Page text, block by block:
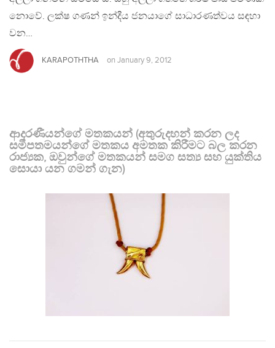
නොවේ. ලක්ෂ ගණන් ඉන්දීය ජනයාගේ සාධාරණත්වය සඳහා
වන…
KARAPOTHTHA on January 9, 2012
ආදරණීයන්ගේ මතකයන් (අතුරුදහන් කරන ලද
සමීපතමයන්ගේ මතකය අමතක කිරීමට බල කරන
රාජ්‍යක, ඔවුන්ගේ මතකයන් සමග සත්‍ය සහ යුක්තිය
සොයා යන ගමන් ගැන)